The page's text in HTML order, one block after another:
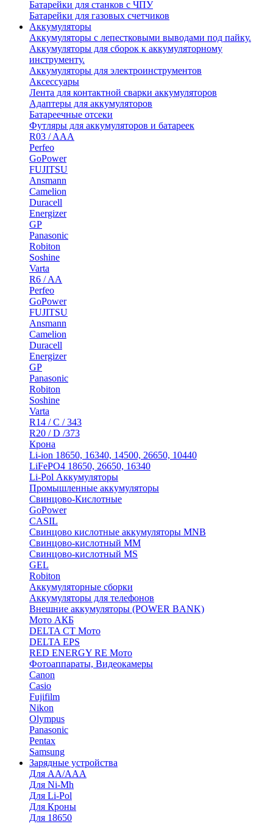
Батарейки для станков с ЧПУ
Батарейки для газовых счетчиков
Аккумуляторы
Аккумуляторы с лепестковыми выводами под пайку.
Аккумуляторы для сборок к аккумуляторному
инструменту.
Аккумуляторы для электроинструментов
Аксессуары
Лента для контактной сварки аккумуляторов
Адаптеры для аккумуляторов
Батареечные отсеки
Футляры для аккумуляторов и батареек
R03 / AAA
Perfeo
GoPower
FUJITSU
Ansmann
Camelion
Duracell
Energizer
GP
Panasonic
Robiton
Soshine
Varta
R6 / AA
Perfeo
GoPower
FUJITSU
Ansmann
Camelion
Duracell
Energizer
GP
Panasonic
Robiton
Soshine
Varta
R14 / C / 343
R20 / D /373
Крона
Li-ion 18650, 16340, 14500, 26650, 10440
LiFePO4 18650, 26650, 16340
Li-Pol Аккумуляторы
Промышленные аккумуляторы
Свинцово-Кислотные
GoPower
CASIL
Свинцово кислотные аккумуляторы MNB
Cвинцово-кислотный MM
Cвинцово-кислотный MS
GEL
Robiton
Аккумуляторные сборки
Аккумуляторы для телефонов
Внешние аккумуляторы (POWER BANK)
Мото АКБ
DELTA CT Мото
DELTA EPS
RED ENERGY RE Мото
Фотоаппараты, Видеокамеры
Canon
Casio
Fujifilm
Nikon
Olympus
Panasonic
Pentax
Samsung
Зарядные устройства
Для AA/AAA
Для Ni-Mh
Для Li-Pol
Для Кроны
Для 18650